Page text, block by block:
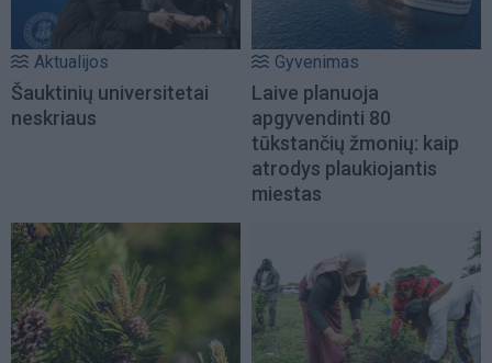
Aktualijos
Šauktinių universitetai
neskriaus
Gyvenimas
Laive planuoja
apgyvendinti 80
tūkstančių žmonių: kaip
atrodys plaukiojantis
miestas